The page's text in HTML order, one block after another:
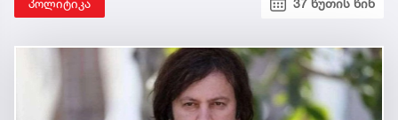
პოლიტიკა 37 წუთის წინ